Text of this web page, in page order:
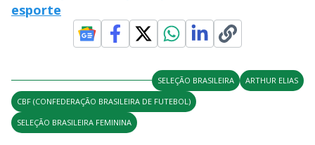
esporte
SELEÇÃO BRASILEIRA
ARTHUR ELIAS
CBF (CONFEDERAÇÃO BRASILEIRA DE FUTEBOL)
SELEÇÃO BRASILEIRA FEMININA